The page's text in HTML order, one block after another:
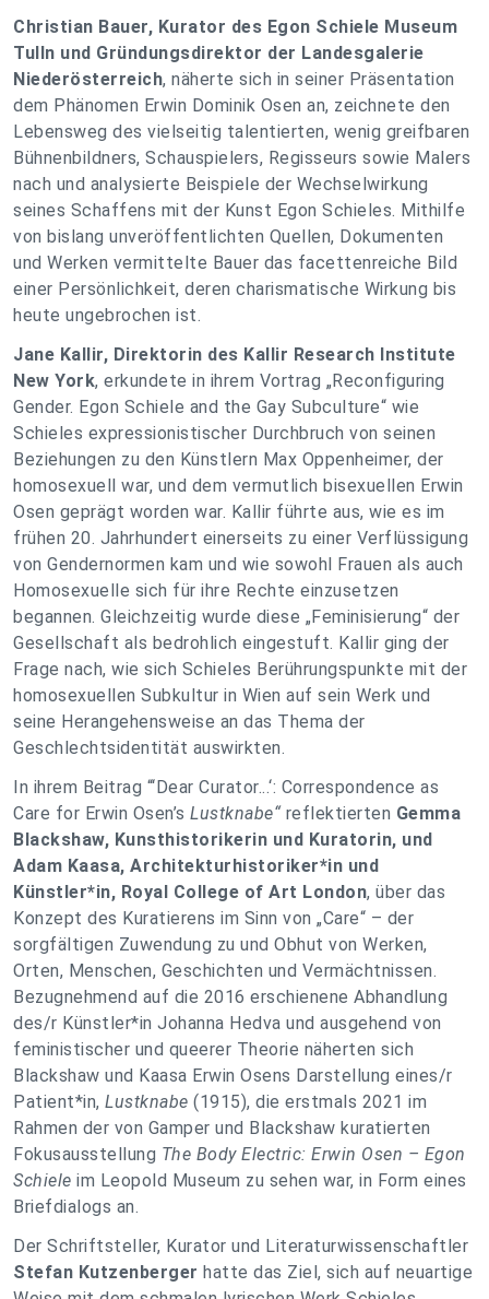
Christian Bauer, Kurator des Egon Schiele Museum
Tulln und Gründungsdirektor der Landesgalerie
Niederösterreich, näherte sich in seiner Präsentation
dem Phänomen Erwin Dominik Osen an, zeichnete den
Lebensweg des vielseitig talentierten, wenig greifbaren
Bühnenbildners, Schauspielers, Regisseurs sowie Malers
nach und analysierte Beispiele der Wechselwirkung
seines Schaffens mit der Kunst Egon Schieles. Mithilfe
von bislang unveröffentlichten Quellen, Dokumenten
und Werken vermittelte Bauer das facettenreiche Bild
einer Persönlichkeit, deren charismatische Wirkung bis
heute ungebrochen ist.
Jane Kallir, Direktorin des Kallir Research Institute
New York, erkundete in ihrem Vortrag „Reconfiguring
Gender. Egon Schiele and the Gay Subculture“ wie
Schieles expressionistischer Durchbruch von seinen
Beziehungen zu den Künstlern Max Oppenheimer, der
homosexuell war, und dem vermutlich bisexuellen Erwin
Osen geprägt worden war. Kallir führte aus, wie es im
frühen 20. Jahrhundert einerseits zu einer Verflüssigung
von Gendernormen kam und wie sowohl Frauen als auch
Homosexuelle sich für ihre Rechte einzusetzen
begannen. Gleichzeitig wurde diese „Feminisierung“ der
Gesellschaft als bedrohlich eingestuft. Kallir ging der
Frage nach, wie sich Schieles Berührungspunkte mit der
homosexuellen Subkultur in Wien auf sein Werk und
seine Herangehensweise an das Thema der
Geschlechtsidentität auswirkten.
In ihrem Beitrag “‘Dear Curator...‘: Correspondence as
Care for Erwin Osen’s Lustknabe“ reflektierten Gemma
Blackshaw, Kunsthistorikerin und Kuratorin, und
Adam Kaasa, Architekturhistoriker*in und
Künstler*in, Royal College of Art London, über das
Konzept des Kuratierens im Sinn von „Care“ – der
sorgfältigen Zuwendung zu und Obhut von Werken,
Orten, Menschen, Geschichten und Vermächtnissen.
Bezugnehmend auf die 2016 erschienene Abhandlung
des/r Künstler*in Johanna Hedva und ausgehend von
feministischer und queerer Theorie näherten sich
Blackshaw und Kaasa Erwin Osens Darstellung eines/r
Patient*in, Lustknabe (1915), die erstmals 2021 im
Rahmen der von Gamper und Blackshaw kuratierten
Fokusausstellung The Body Electric: Erwin Osen – Egon
Schiele im Leopold Museum zu sehen war, in Form eines
Briefdialogs an.
Der Schriftsteller, Kurator und Literaturwissenschaftler
Stefan Kutzenberger hatte das Ziel, sich auf neuartige